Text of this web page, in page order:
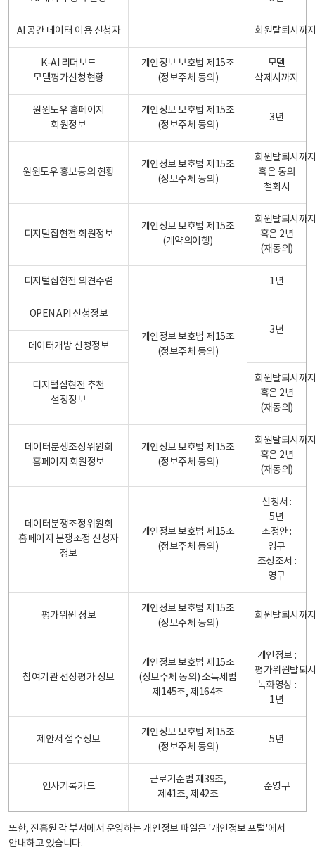
AI 공간 데이터 이용 신청자 회원탈퇴시까
K-AI 리더보드
모델평가신청현황
개인정보 보호법 제15조
(정보주체 동의)
모델
삭제시까지
원윈도우 홈페이지
회원정보
개인정보 보호법 제15조
(정보주체 동의)
3년
원윈도우 홍보동의 현황
개인정보 보호법 제15조
(정보주체 동의)
회원탈퇴시까
혹은 동의
철회시
디지털집현전 회원정보
개인정보 보호법 제15조
(계약의이행)
회원탈퇴시까
혹은 2년
(재동의)
디지털집현전 의견수렴
개인정보 보호법 제15조
(정보주체 동의)
1년
OPEN API 신청정보
3년
데이터개방 신청정보
디지털집현전 추천
설정정보
회원탈퇴시까
혹은 2년
(재동의)
데이터분쟁조정위원회
홈페이지 회원정보
개인정보 보호법 제15조
(정보주체 동의)
회원탈퇴시까
혹은 2년
(재동의)
데이터분쟁조정위원회
홈페이지 분쟁조정 신청자
정보
개인정보 보호법 제15조
(정보주체 동의)
신청서 :
5년
조정안 :
영구
조정조서 :
영구
평가위원 정보
개인정보 보호법 제15조
(정보주체 동의)
회원탈퇴시까
참여기관 선정평가 정보
개인정보 보호법 제15조
(정보주체 동의) 소득세법
제145조, 제164조
개인정보 :
평가위원탈퇴
녹화영상 :
1년
제안서 접수정보
개인정보 보호법 제15조
(정보주체 동의)
5년
인사기록카드
근로기준법 제39조,
제41조, 제42조
준영구
또한, 진흥원 각 부서에서 운영하는 개인정보 파일은 '개인정보 포털'에서
안내하고 있습니다.